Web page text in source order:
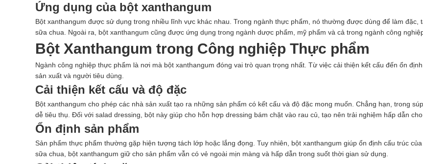
Ứng dụng của bột xanthangum
Bột xanthangum được sử dụng trong nhiều lĩnh vực khác nhau. Trong ngành thực phẩm, nó thường được dùng để làm
sữa chua. Ngoài ra, bột xanthangum cũng được ứng dụng trong ngành dược phẩm, mỹ phẩm và cả trong ngành công
Bột Xanthangum trong Công nghiệp Thực phẩm
Ngành công nghiệp thực phẩm là nơi mà bột xanthangum đóng vai trò quan trọng nhất. Từ việc cải thiện kết cấu đến ổn
sản xuất và người tiêu dùng.
Cải thiện kết cấu và độ đặc
Bột xanthangum cho phép các nhà sản xuất tạo ra những sản phẩm có kết cấu và độ đặc mong muốn. Chẳng hạn, trong
dễ tiêu thụ. Đối với salad dressing, bột này giúp cho hỗn hợp dressing bám chặt vào rau củ, tạo nên trải nghiệm hấp dẫn
Ổn định sản phẩm
Sản phẩm thực phẩm thường gặp hiện tượng tách lớp hoặc lắng đọng. Tuy nhiên, bột xanthangum giúp ổn định cấu trúc
sữa chua, bột xanthangum giữ cho sản phẩm vẫn có vẻ ngoài mịn màng và hấp dẫn trong suốt thời gian sử dụng.